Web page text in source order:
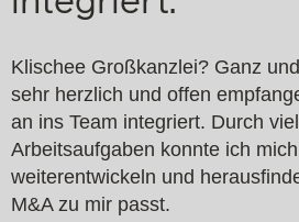
Klischee Großkanzlei? Ganz
sehr herzlich und offen
an ins Team integriert. Durch
Arbeitsaufgaben konnte ich
weiterentwickeln und
M&A zu mir passt.